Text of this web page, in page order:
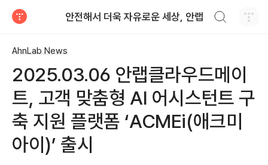
안전해서 더욱 자유로운 세상, 안랩
AhnLab News
2025.03.06 안랩클라우드메이
트, 고객 맞춤형 AI 어시스턴트 구
축 지원 플랫폼 ‘ACMEi(애크미
아이)’ 출시